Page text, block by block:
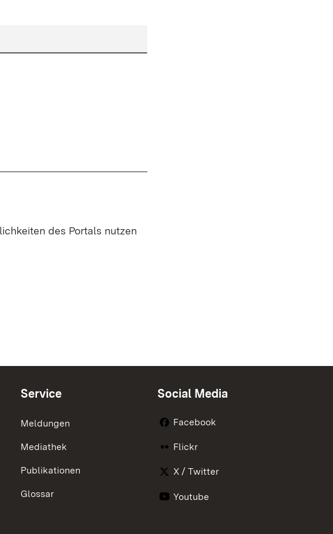
des Portals nutzen
Service
Meldungen
Mediathek
Publikationen
Glossar
Social Media
Facebook
Flickr
X / Twitter
Youtube